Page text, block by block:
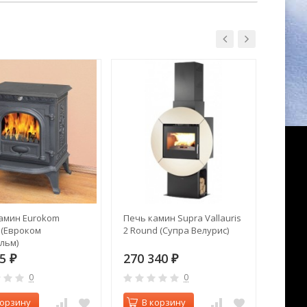
Eurokom
₽
0
Печь камин Supra Vallauris
2 Round (Супра Велурис)
270 340 ₽
0
В корзину